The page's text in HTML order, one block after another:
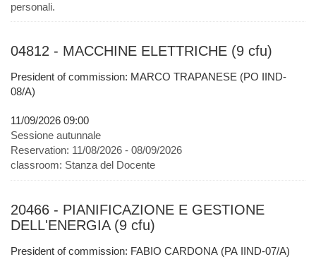
personali.
04812 - MACCHINE ELETTRICHE (9 cfu)
President of commission: MARCO TRAPANESE (PO IIND-
08/A)
11/09/2026 09:00
Sessione autunnale
Reservation: 11/08/2026 - 08/09/2026
classroom: Stanza del Docente
20466 - PIANIFICAZIONE E GESTIONE
DELL'ENERGIA (9 cfu)
President of commission: FABIO CARDONA (PA IIND-07/A)